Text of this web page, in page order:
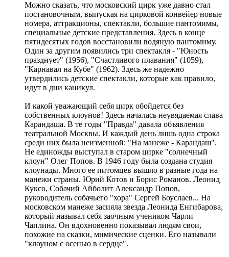
Можно сказать, что московский цирк уже давно стал
постановочным, выпуская на цирковой конвейер новые
номера, аттракционы, спектакли, большие пантомимы,
специальные детские представления. Здесь в конце
пятидесятых годов восстановили водяную пантомиму.
Один за другим появились три спектакля - "Юность
празднует" (1956), "Счастливого плавания" (1059),
"Карнавал на Кубе" (1962). Здесь же надежно
утвердились детские спектакли, которые как правило,
идут в дни каникул.
И какой уважающий себя цирк обойдется без
собственных клоунов! Здесь началась неувядаемая слава
Карандаша. В те годы "Правда" давала объявления
театральной Москвы. И каждый день лишь одна строка
среди них была неизменной: "На манеже - Карандаш".
Не единожды выступал в старом цирке "солнечный
клоун" Олег Попов. В 1946 году была создана студия
клоунады. Много ее питомцев вышло в разные года на
манежи страны. Юрий Котов и Борис Романов. Леонид
Куксо, Собачий Айболит Александр Попов,
руководитель собачьего "хора" Сергей Боуслаев... На
московском манеже засияла звезда Леонида Енгибарова,
который называл себя заочным учеником Чарли
Чаплина. Он вдохновенно показывал людям свои,
похожие на сказки, мимические сценки. Его называли
"клоуном с осенью в сердце".